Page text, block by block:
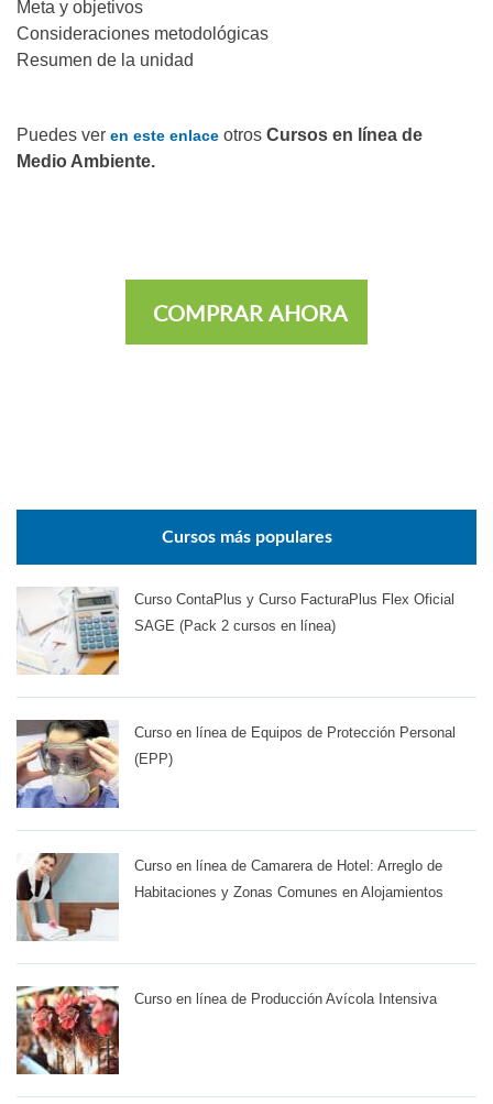
Meta y objetivos
Consideraciones metodológicas
Resumen de la unidad
Puedes ver en este enlace otros Cursos en línea de
Medio Ambiente.
COMPRAR AHORA
Cursos más populares
Curso ContaPlus y Curso FacturaPlus Flex Oficial
SAGE (Pack 2 cursos en línea)
Curso en línea de Equipos de Protección Personal
(EPP)
Curso en línea de Camarera de Hotel: Arreglo de
Habitaciones y Zonas Comunes en Alojamientos
Curso en línea de Producción Avícola Intensiva